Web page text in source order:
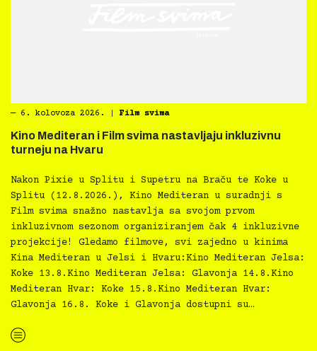
― 6. kolovoza 2026. Film svima
Kino Mediteran i Film svima nastavljaju inkluzivnu
turneju na Hvaru
Nakon Pixie u Splitu i Supetru na Braču te Koke u
Splitu (12.8.2026.), Kino Mediteran u suradnji s
Film svima snažno nastavlja sa svojom prvom
inkluzivnom sezonom organiziranjem čak 4 inkluzivne
projekcije! Gledamo filmove, svi zajedno u kinima
Kina Mediteran u Jelsi i Hvaru:Kino Mediteran Jelsa:
Koke 13.8.Kino Mediteran Jelsa: Glavonja 14.8.Kino
Mediteran Hvar: Koke 15.8.Kino Mediteran Hvar:
Glavonja 16.8. Koke i Glavonja dostupni su…
“Kino Mediteran i Film svima nastavljaju inkluzivnu turneju na Hvaru”